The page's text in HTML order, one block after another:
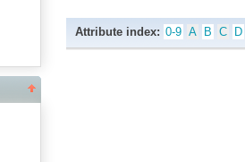
Attribute index: 0-9 A B C D